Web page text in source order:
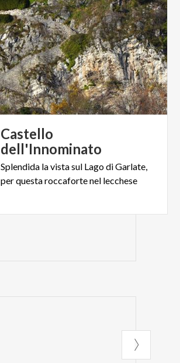
Castello
dell'Innominato
Splendida lavistasul LagodiGarlate,
perquestaroccafortenel lecchese